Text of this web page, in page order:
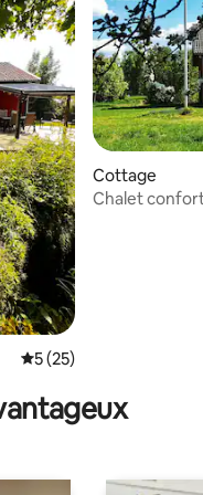
: 5 sur 5
Évaluation moyenne
5 (25)
Cottage
Chalet